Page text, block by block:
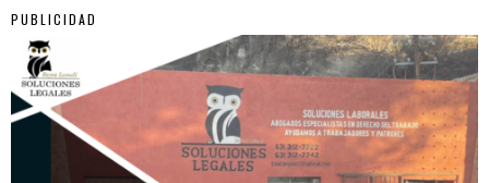
PUBLICIDAD